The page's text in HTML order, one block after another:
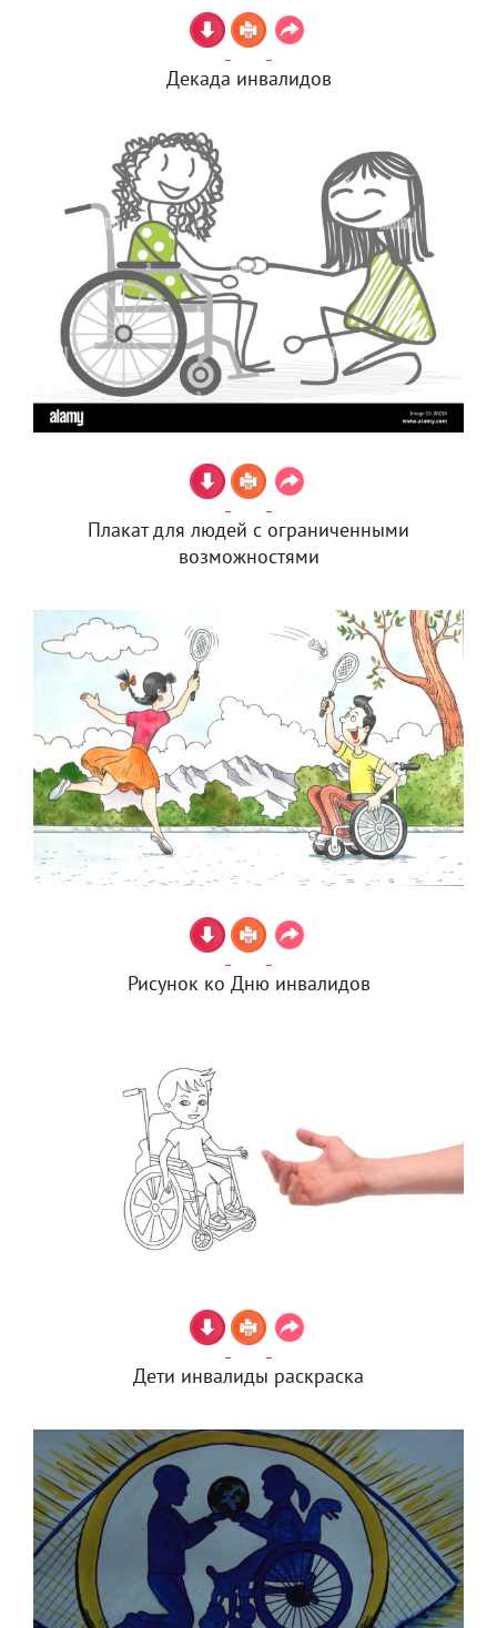
Декада инвалидов
Плакат для людей с ограниченными
возможностями
Рисунок ко Дню инвалидов
Дети инвалиды раскраска